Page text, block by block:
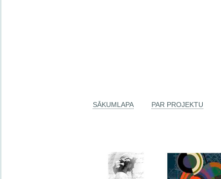
SĀKUMLAPA PAR PROJEKTU